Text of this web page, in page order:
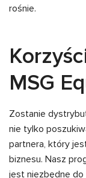
rośnie.
MSG
Zostanie
nie tylko
partnera, który
biznesu. Nasz
jest niezbędne